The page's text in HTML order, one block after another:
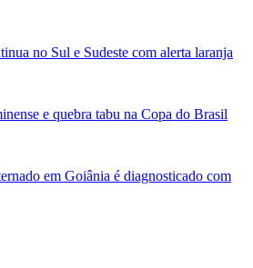
no Sul e Sudeste com alerta laranja
e quebra tabu na Copa do Brasil
em Goiânia é diagnosticado com